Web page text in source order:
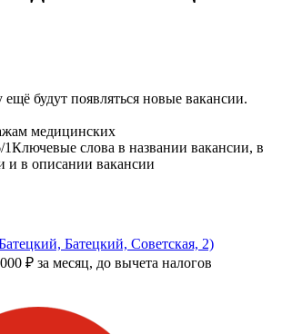
будут появляться новые вакансии.
медицинских
1Ключевые слова в названии вакансии, в
и в описании вакансии
Батецкий, Советская, 2)
₽ за месяц, до вычета налогов